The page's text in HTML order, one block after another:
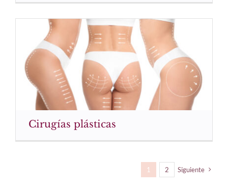
Cirugías plásticas
1 2 Siguiente